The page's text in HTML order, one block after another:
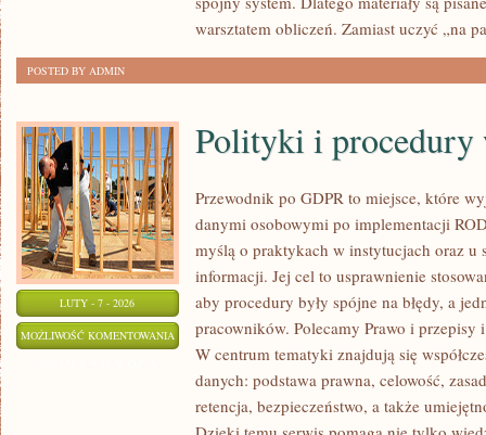
warsztatem obliczeń. Zamiast uczyć „na
POSTED BY ADMIN
LUTY - 7 - 2026
MOŻLIWOŚĆ KOMENTOWANIA POLITYKI
PROCEDURY
WEWNĘTRZNE
Polityki i procedury
Przewodnik po GDPR to miejsce, które
danymi osobowymi po implementacji
myślą o praktykach w instytucjach oraz u
informacji. Jej cel to usprawnienie
aby procedury były spójne na błędy, a
pracowników. Polecamy Prawo i
W centrum tematyki znajdują się
danych: podstawa prawna, celowość,
retencja, bezpieczeństwo, a także